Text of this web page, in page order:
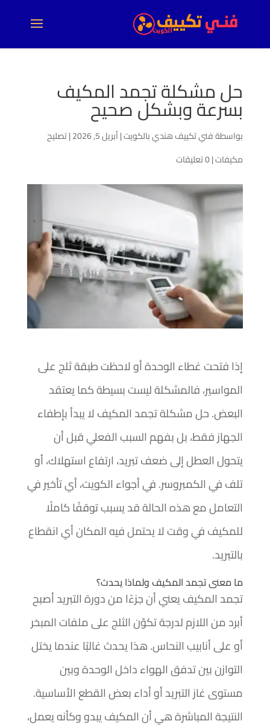
حل مشكلة تجمد المكيف
بسرعة وبشكل صحيح
بواسطةفني تكييف هندي بالكويت|أبريل 5, 2026 |تصليح
مكيفات|0 تعليقات
إذا فتحت غطاء الوحدة أو لاحظت طبقة ثلج على
المواسير، فالمشكلة ليست بسيطة كما يعتقد
البعض. حل مشكلة تجمد المكيف لا يبدأ بإطفاء
الجهاز فقط، بل بفهم السبب الفعلي قبل أن
يتحول العطل إلى ضعف تبريد، ارتفاع استهلاك، أو
تلف في الكمبروسر. في أجواء الكويت، أي تأخير في
التعامل مع هذه الحالة قد يسبب توقفًا كاملًا
للمكيف في وقت لا يحتمل فيه المكان أي انقطاع
بالتبريد.
ما معنى تجمد المكيف ولماذا يحدث؟
تجمد المكيف يعني أن جزءًا من دورة التبريد أصبح
أبرد من اللازم لدرجة تكوّن الثلج على ملفات المبخر
أو على أنابيب النحاس. هذا يحدث غالبًا عندما يختل
التوازن بين تدفق الهواء داخل الوحدة وبين
مستوى غاز التبريد أو أداء بعض القطع الأساسية.
النتيجة المباشرة هي أن المكيف يبدو وكأنه يعمل،